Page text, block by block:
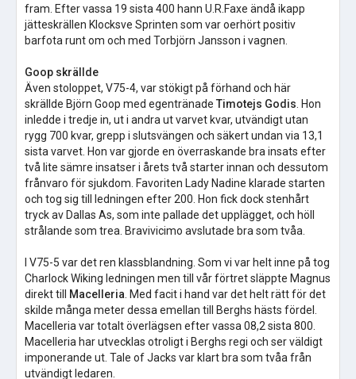
fram. Efter vassa 19 sista 400 hann U.R.Faxe ändå ikapp
jätteskrällen Klocksve Sprinten som var oerhört positiv
barfota runt om och med Torbjörn Jansson i vagnen.
Goop skrällde
Även stoloppet, V75-4, var stökigt på förhand och här
skrällde Björn Goop med egentränade Timotejs Godis . Hon
inledde i tredje in, ut i andra ut varvet kvar, utvändigt utan
rygg 700 kvar, grepp i slutsvängen och säkert undan via 13,1
sista varvet. Hon var gjorde en överraskande bra insats efter
två lite sämre insatser i årets två starter innan och dessutom
frånvaro för sjukdom. Favoriten Lady Nadine klarade starten
och tog sig till ledningen efter 200. Hon fick dock stenhårt
tryck av Dallas As, som inte pallade det upplägget, och höll
strålande som trea. Bravivicimo avslutade bra som tvåa.
I V75-5 var det ren klassblandning. Som vi var helt inne på tog
Charlock Wiking ledningen men till vår förtret släppte Magnus
direkt till
Macelleria . Med facit i hand var det helt rätt för det
skilde många meter dessa emellan till Berghs hästs fördel.
Macelleria var totalt överlägsen efter vassa 08,2 sista 800.
Macelleria har utvecklas otroligt i Berghs regi och ser väldigt
imponerande ut. Tale of Jacks var klart bra som tvåa från
utvändigt ledaren.